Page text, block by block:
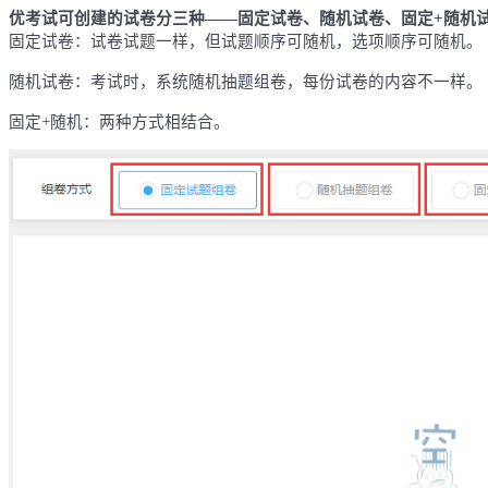
优考试可创建的试卷分三种——固定试卷、随机试卷、固定+随机
固定试卷：试卷试题一样，但试题顺序可随机，选项顺序可随机。
随机试卷：考试时，系统随机抽题组卷，每份试卷的内容不一样。
固定+随机：两种方式相结合。